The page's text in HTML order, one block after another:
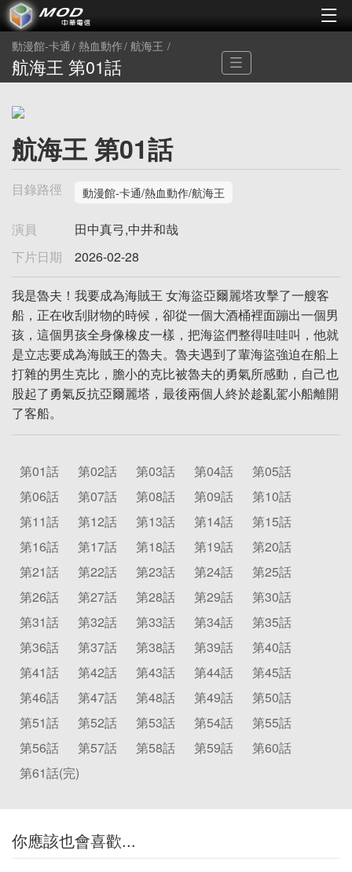
動漫館-卡通 熱血動作 航海王
航海王 第01話
航海王 第01話
目錄路徑 動漫館-卡通/熱血動作/航海王
演員
田中真弓,中井和哉
下片日期
2026-02-28
我是魯夫！我要成為海賊王 女海盜亞爾麗塔攻擊了一艘客
船，正在收刮財物的時候，卻從一個大酒桶裡面蹦出一個男
孩，這個男孩全身像橡皮一樣，把海盜們整得哇哇叫，他就
是立志要成為海賊王的魯夫。魯夫遇到了輩海盜強迫在船上
打雜的男生克比，膽小的克比被魯夫的勇氣所感動，自己也
股起了勇氣反抗亞爾麗塔，最後兩個人終於趁亂駕小船離開
了客船。
第01話 第02話 第03話 第04話
第05話
第06話
第07話 第08話 第09話
第10話
第11話
第12話 第13話 第14話
第15話
第16話
第17話 第18話 第19話
第20話
第21話
第22話 第23話 第24話
第25話
第26話
第27話 第28話 第29話
第30話
第31話
第32話 第33話 第34話
第35話
第36話
第37話 第38話 第39話
第40話
第41話
第42話 第43話 第44話
第45話
第46話
第47話 第48話 第49話
第50話
第51話
第52話 第53話 第54話
第55話
第56話
第57話 第58話 第59話
第60話
第61話(完)
你應該也會喜歡...